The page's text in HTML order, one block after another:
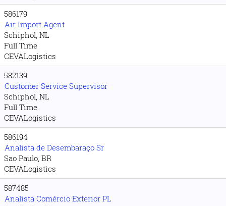
586179
Air Import Agent
Schiphol, NL
Full Time
CEVALogistics
582139
Customer Service Supervisor
Schiphol, NL
Full Time
CEVALogistics
586194
Analista de Desembaraço Sr
Sao Paulo, BR
CEVALogistics
587485
Analista Comércio Exterior PL